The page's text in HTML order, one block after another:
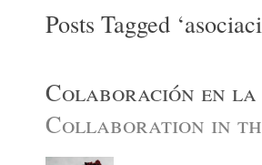
Posts Tagged
Colaboración en
Collaboration in